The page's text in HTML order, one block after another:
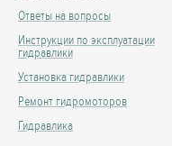
Ответы на вопросы
Инструкции по эксплуатации
гидравлики
Установка гидравлики
Ремонт гидромоторов
Гидравлика